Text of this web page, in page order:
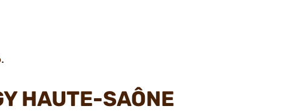
HAUTE-SAÔNE